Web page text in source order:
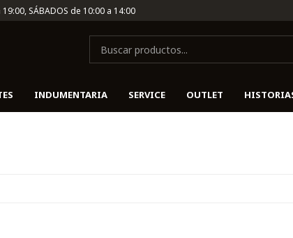
INDUMENTARIA SERVICE OUTLET
19:00, SÁBADOS de 10:00 a 14:00